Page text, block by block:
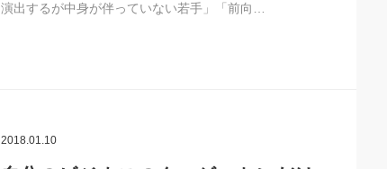
演出するが中身が伴っていない若手」「前向…
2018.01.10